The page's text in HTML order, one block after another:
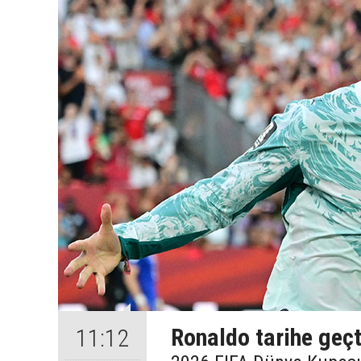
11:12 Ronaldo tarihe